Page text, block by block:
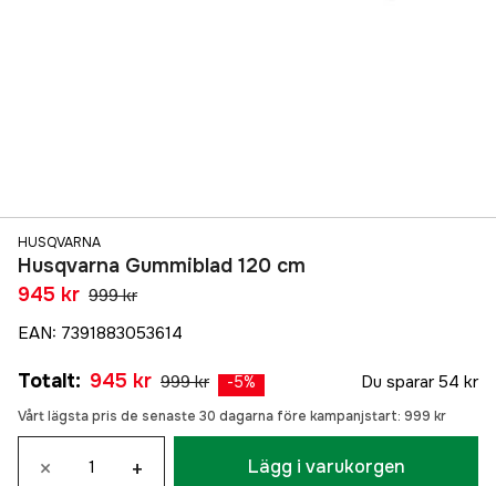
HUSQVARNA
Husqvarna Gummiblad 120 cm
945 kr 999 kr
EAN: 7391883053614
Totalt: 945 kr 999 kr -5% Du sparar 54 kr
Vårt lägsta pris de senaste 30 dagarna före kampanjstart: 999 kr
× + Lägg i varukorgen